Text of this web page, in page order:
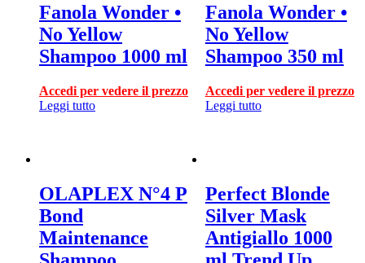
Fanola Wonder •
No Yellow
Shampoo 1000 ml
Accedi per vedere il prezzo
Leggi tutto
Fanola Wonder •
No Yellow
Shampoo 350 ml
Accedi per vedere il prezzo
Leggi tutto
OLAPLEX N°4 P
Bond
Maintenance
Perfect Blonde
Silver Mask
Antigiallo 1000